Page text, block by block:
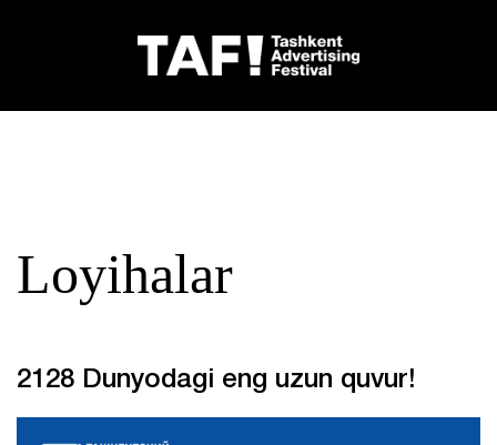
Loyihalar
2128 Dunyodagi eng uzun quvur!